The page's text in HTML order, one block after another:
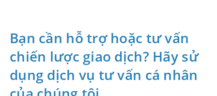
Bạn cần hỗ trợ hoặc tư vấn
chiến lược giao dịch? Hãy sử
dụng dịch vụ tư vấn cá nhân